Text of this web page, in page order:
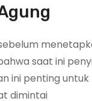
saat ini
ini penting untuk
dimintai